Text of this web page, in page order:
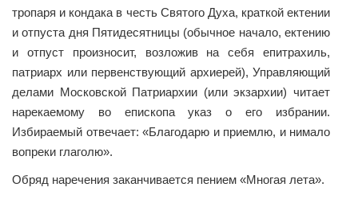
тропаря и кондака в честь Святого Духа, краткой ектении
и отпуста дня Пятидесятницы (обычное начало, ектению
и отпуст произносит, возложив на себя епитрахиль,
патриарх или первенствующий архиерей), Управляющий
делами Московской Патриархии (или экзархии) читает
нарекаемому во епископа указ о его избрании.
Избираемый отвечает: «Благодарю и приемлю, и нимало
вопреки глаголю».
Обряд наречения заканчивается пением «Многая лета».